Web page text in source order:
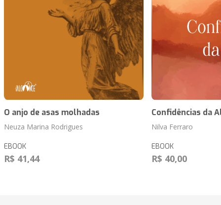
O anjo de asas molhadas
Neuza Marina Rodrigues
EBOOK
R$ 41,44
Confidências da
Nilva Ferraro
EBOOK
R$ 40,00